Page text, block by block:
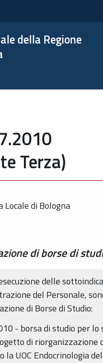
della Regione
Terza)
di Bologna
di borse di
delle
del Personale,
di Borse di Studio:
- borsa di studio per
di
la UOC Endocrinologia